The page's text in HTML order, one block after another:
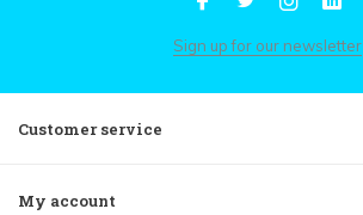
Sign up for our newsletter
Customer service
My account